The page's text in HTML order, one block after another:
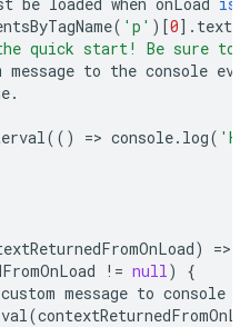
( 'p' )[0] .
quick start! Be sure to
message to the console
.
(() => console. log(
) =>
!= null)
{
custom message to console
(